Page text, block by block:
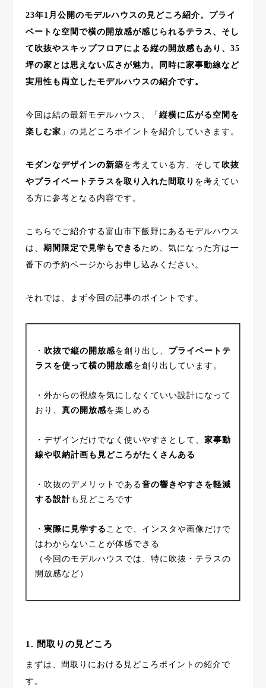
23年1月公開のモデルハウスの見どころ紹介。プライ
ベートな空間で横の開放感が感じられるテラス、そし
て吹抜やスキップフロアによる縦の開放感もあり、35
坪の家とは思えない広さが魅力。同時に家事動線など
実用性も両立したモデルハウスの紹介です。
今回は結の最新モデルハウス、「 縦横に広がる空間を
楽しむ家 」の見どころポイントを紹介していきます。
モダンなデザインの新築を考えている方、そして 吹抜
やプライベートテラスを取り入れた間取り を考えてい
る方に参考となる内容です。
こちらでご紹介する富山市下飯野にあるモデルハウス
は、 期間限定で見学もできる ため、気になった方は一
番下の予約ページからお申し込みください。
それでは、まず今回の記事のポイントです。
・ 吹抜で縦の開放感を創り出し、 プライベートテ
ラスを使って横の開放感を創り出しています。
・外からの視線を気にしなくていい設計になって
おり、 真の開放感を楽しめる
・デザインだけでなく使いやすさとして、 家事動
線や収納計画も見どころがたくさんある
・吹抜のデメリットである音の響きやすさを軽減
する設計も見どころです
・ 実際に見学する ことで、インスタや画像だけで
はわからないことが体感できる
（今回のモデルハウスでは、特に吹抜・テラスの
開放感など）
1. 間取りの見どころ
まずは、間取りにおける見どころポイントの紹介で
す。